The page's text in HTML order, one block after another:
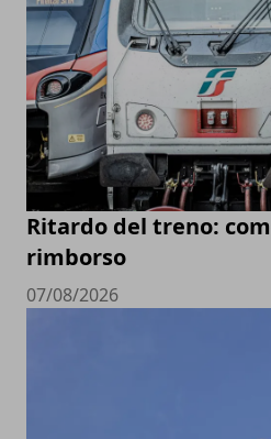
Ritardo del treno:
rimborso
07/08/2026